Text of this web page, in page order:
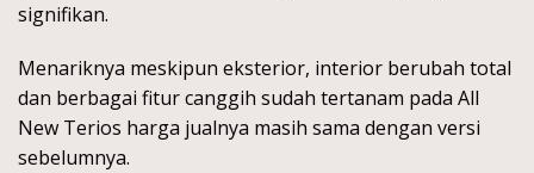
signifikan.
Menariknya meskipun eksterior, interior berubah total
dan berbagai fitur canggih sudah tertanam pada All
New Terios harga jualnya masih sama dengan versi
sebelumnya.